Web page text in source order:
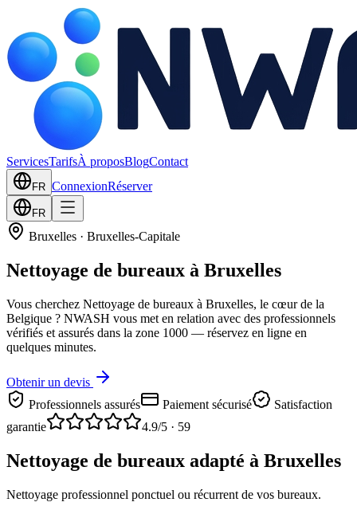
ServicesTarifsÀ proposBlogContact
FR ConnexionRéserver
FR
Bruxelles · Bruxelles-Capitale
Nettoyage de bureaux à Bruxelles
Vous cherchez Nettoyage de bureaux à Bruxelles, le cœur de la
Belgique ? NWASH vous met en relation avec des professionnels
vérifiés et assurés dans la zone 1000 — réservez en ligne en
quelques minutes.
Obtenir un devis
Professionnels assurés
Paiement sécurisé
Satisfaction
garantie
4.9/5 · 59
Nettoyage de bureaux adapté à Bruxelles
Nettoyage professionnel ponctuel ou récurrent de vos bureaux.